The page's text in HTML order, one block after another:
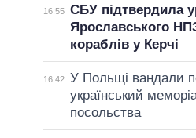
16:55 СБУ підтвердила
Ярославського
кораблів у Керчі
16:42 У Польщі вандали
український
посольства